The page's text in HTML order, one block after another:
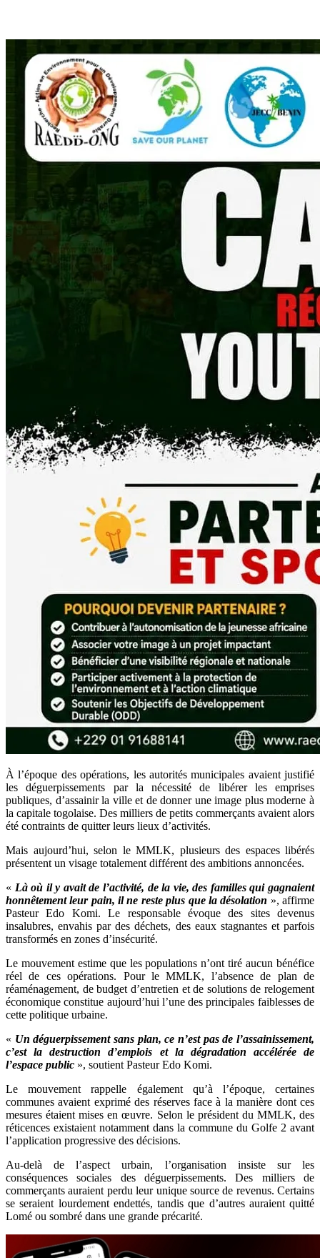
À l’époque des opérations, les autorités municipales avaient justifié
les déguerpissements par la nécessité de libérer les emprises
publiques, d’assainir la ville et de donner une image plus moderne à
la capitale togolaise. Des milliers de petits commerçants avaient alors
été contraints de quitter leurs lieux d’activités.
Mais aujourd’hui, selon le MMLK, plusieurs des espaces libérés
présentent un visage totalement différent des ambitions annoncées.
« Là où il y avait de l’activité, de la vie, des familles qui gagnaient
honnêtement leur pain, il ne reste plus que la désolation », affirme
Pasteur Edo Komi. Le responsable évoque des sites devenus
insalubres, envahis par des déchets, des eaux stagnantes et parfois
transformés en zones d’insécurité.
Le mouvement estime que les populations n’ont tiré aucun bénéfice
réel de ces opérations. Pour le MMLK, l’absence de plan de
réaménagement, de budget d’entretien et de solutions de relogement
économique constitue aujourd’hui l’une des principales faiblesses de
cette politique urbaine.
« Un déguerpissement sans plan, ce n’est pas de l’assainissement,
c’est la destruction d’emplois et la dégradation accélérée de
l’espace public », soutient Pasteur Edo Komi.
Le mouvement rappelle également qu’à l’époque, certaines
communes avaient exprimé des réserves face à la manière dont ces
mesures étaient mises en œuvre. Selon le président du MMLK, des
réticences existaient notamment dans la commune du Golfe 2 avant
l’application progressive des décisions.
Au-delà de l’aspect urbain, l’organisation insiste sur les
conséquences sociales des déguerpissements. Des milliers de
commerçants auraient perdu leur unique source de revenus. Certains
se seraient lourdement endettés, tandis que d’autres auraient quitté
Lomé ou sombré dans une grande précarité.